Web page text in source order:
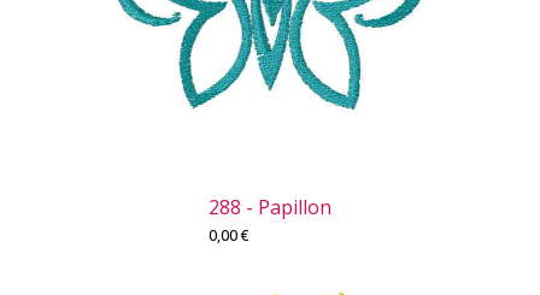
288 - Papillon
0,00€